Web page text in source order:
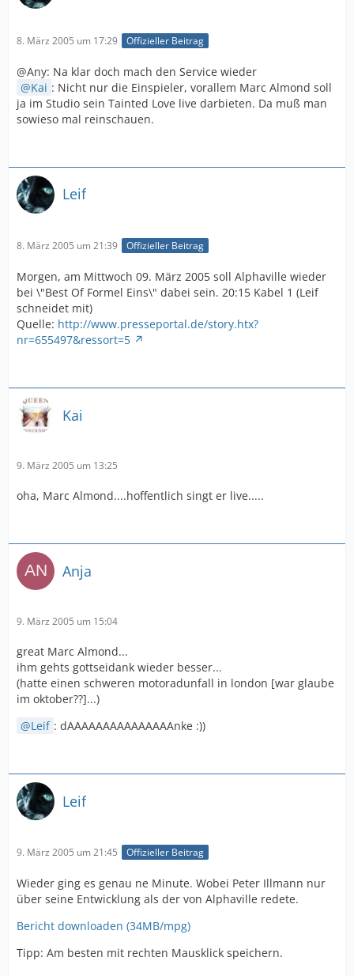
8. März 2005 um 17:29 Offizieller Beitrag
@Any: Na klar doch mach den Service wieder
Kai : Nicht nur die Einspieler, vorallem Marc Almond soll
ja im Studio sein Tainted Love live darbieten. Da muß man
sowieso mal reinschauen.
Leif
8. März 2005 um 21:39 Offizieller Beitrag
Morgen, am Mittwoch 09. März 2005 soll Alphaville wieder
bei \"Best Of Formel Eins\" dabei sein. 20:15 Kabel 1 (Leif
schneidet mit)
Quelle: http://www.presseportal.de/story.htx?
nr=655497&ressort=5
Kai
9. März 2005 um 13:25
oha, Marc Almond....hoffentlich singt er live.....
Anja
9. März 2005 um 15:04
great Marc Almond...
ihm gehts gottseidank wieder besser...
(hatte einen schweren motoradunfall in london [war glaube
im oktober??]...)
Leif : dAAAAAAAAAAAAAAAnke :))
Leif
9. März 2005 um 21:45 Offizieller Beitrag
Wieder ging es genau ne Minute. Wobei Peter Illmann nur
über seine Entwicklung als der von Alphaville redete.
Bericht downloaden (34MB/mpg)
Tipp: Am besten mit rechten Mausklick speichern.